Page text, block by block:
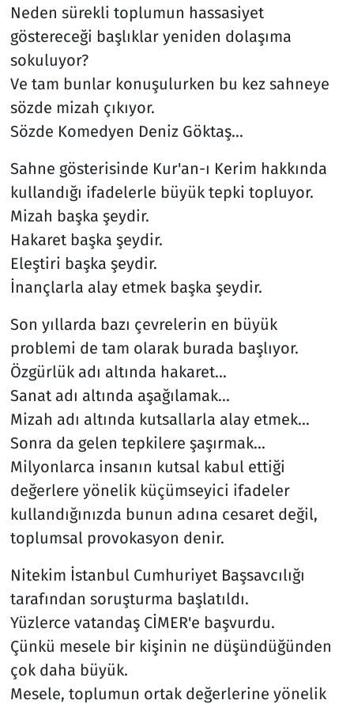
Neden sürekli toplumun hassasiyet
göstereceği başlıklar yeniden dolaşıma
sokuluyor?
Ve tam bunlar konuşulurken bu kez sahneye
sözde mizah çıkıyor.
Sözde Komedyen Deniz Göktaş...
Sahne gösterisinde Kur'an-ı Kerim hakkında
kullandığı ifadelerle büyük tepki topluyor.
Mizah başka şeydir.
Hakaret başka şeydir.
Eleştiri başka şeydir.
İnançlarla alay etmek başka şeydir.
Son yıllarda bazı çevrelerin en büyük
problemi de tam olarak burada başlıyor.
Özgürlük adı altında hakaret...
Sanat adı altında aşağılamak...
Mizah adı altında kutsallarla alay etmek...
Sonra da gelen tepkilere şaşırmak...
Milyonlarca insanın kutsal kabul ettiği
değerlere yönelik küçümseyici ifadeler
kullandığınızda bunun adına cesaret değil,
toplumsal provokasyon denir.
Nitekim İstanbul Cumhuriyet Başsavcılığı
tarafından soruşturma başlatıldı.
Yüzlerce vatandaş CİMER'e başvurdu.
Çünkü mesele bir kişinin ne düşündüğünden
çok daha büyük.
Mesele, toplumun ortak değerlerine yönelik